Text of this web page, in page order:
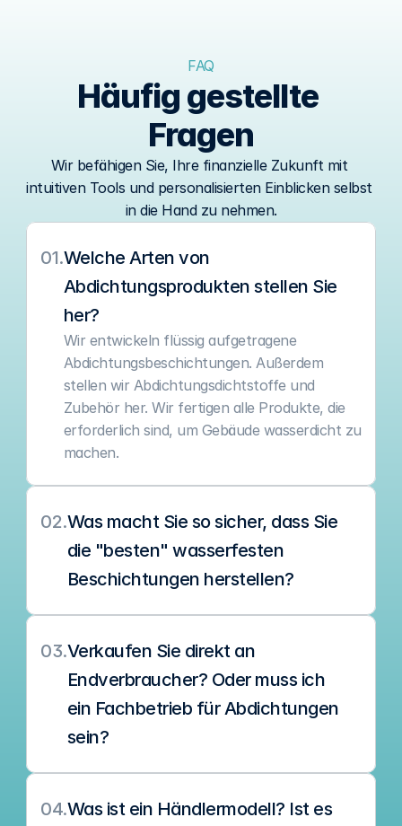
FAQ
Häufig gestellte
Fragen
Wir befähigen Sie, Ihre finanzielle Zukunft mit
intuitiven Tools und personalisierten Einblicken selbst
in die Hand zu nehmen.
01.Welche Arten von
Abdichtungsprodukten stellen Sie
her?
Wir entwickeln flüssig aufgetragene
Abdichtungsbeschichtungen. Außerdem
stellen wir Abdichtungsdichtstoffe und
Zubehör her. Wir fertigen alle Produkte, die
erforderlich sind, um Gebäude wasserdicht zu
machen.
02.Was macht Sie so sicher, dass Sie
die "besten" wasserfesten
Beschichtungen herstellen?
03.Verkaufen Sie direkt an
Endverbraucher? Oder muss ich
ein Fachbetrieb für Abdichtungen
sein?
04.Was ist ein Händlermodell? Ist es